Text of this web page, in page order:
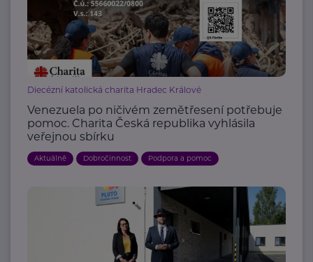
Diecézní katolická charita Hradec Králové
Venezuela po ničivém zemětřesení potřebuje
pomoc. Charita Česká republika vyhlásila
veřejnou sbírku
Aktuálně Dobročinnost Podpora a pomoc